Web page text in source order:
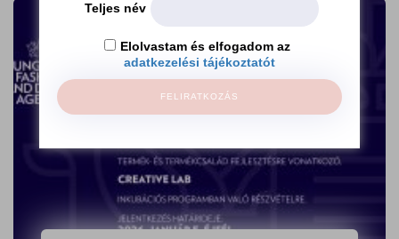
Teljes név
Elolvastam és elfogadom az
adatkezelési tájékoztatót
FELIRATKOZÁS